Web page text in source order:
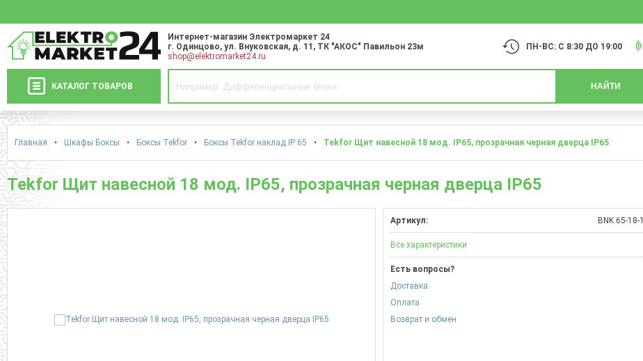
Интернет-магазин Электромаркет 24
г. Одинцово, ул. Внуковская, д. 11 , ТК "АКОС" Павильон 23м
shop@elektromarket24.ru
ПН-ВС: С 8:30 ДО 19:00
КАТАЛОГ ТОВАРОВ НАЙТИ
Главная • Шкафы Боксы • Боксы Tekfor • Боксы Tekfor наклад IP 65 • Tekfor Щит навесной 18 мод. IP65, прозрачная черная дверца IP65
Tekfor Щит навесной 18 мод. IP65, прозрачная черная дверца IP65
Артикул: BNK 65-18-1
Все характеристики
Есть вопросы?
Доставка
Оплата
Возврат и обмен